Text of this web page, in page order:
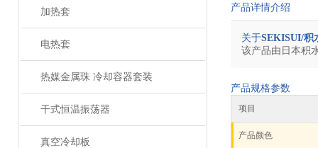
加热套
电热套
热媒金属珠 冷却容器套装
干式恒温振荡器
真空冷却板
产品详情介绍
关于SEKISUI/积
该产品由日本积
产品规格参数
项目
产品颜色